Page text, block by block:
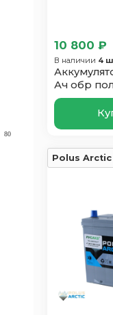
80
10 800 ₽
В наличии 4
Ач обр пол
Polus Arctic